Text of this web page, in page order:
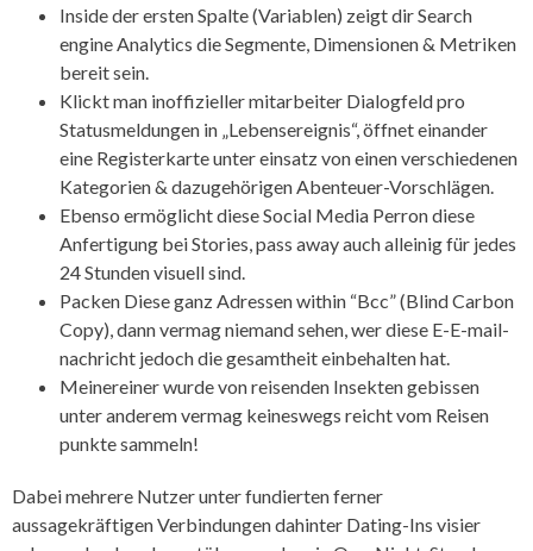
Inside der ersten Spalte (Variablen) zeigt dir Search
engine Analytics die Segmente, Dimensionen & Metriken
bereit sein.
Klickt man inoffizieller mitarbeiter Dialogfeld pro
Statusmeldungen in „Lebensereignis“, öffnet einander
eine Registerkarte unter einsatz von einen verschiedenen
Kategorien & dazugehörigen Abenteuer-Vorschlägen.
Ebenso ermöglicht diese Social Media Perron diese
Anfertigung bei Stories, pass away auch alleinig für jedes
24 Stunden visuell sind.
Packen Diese ganz Adressen within “Bcc” (Blind Carbon
Copy), dann vermag niemand sehen, wer diese E-E-mail-
nachricht jedoch die gesamtheit einbehalten hat.
Meinereiner wurde von reisenden Insekten gebissen
unter anderem vermag keineswegs reicht vom Reisen
punkte sammeln!
Dabei mehrere Nutzer unter fundierten ferner
aussagekräftigen Verbindungen dahinter Dating-Ins visier